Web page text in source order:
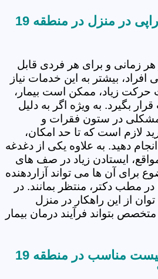
چه زمانی به فیزیوتراپی در منزل در منطقه 19
هر زمانی و برای هر فردی قابل
بیشتر به این خدمات نیاز
حرکت زیاد، ممکن است بیمار،
بگیرد. به ویژه اگر به دلیل
در ستون فقرات و
لازم است که تا حد امکان،
دهید. به علاوه یکی از دغدغه
ایستادن زیاد در صف های
برای آن ها می تواند آزاردهنده
مطب دکتر، منتظر بمانند. در
از این راهکار در منزل
بتواند فرآیند درمان بیمار
چگونه یک فیزیوتراپیست مناسب در منطقه 19